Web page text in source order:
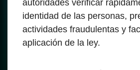
autoridades verificar
identidad de las personas,
actividades fraudulentas y
aplicación de la ley.